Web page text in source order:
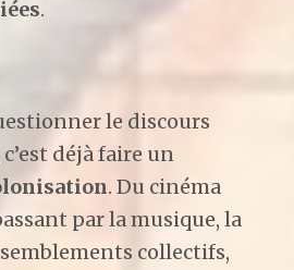
.
le discours
déjà faire un
. Du cinéma
par la musique, la
collectifs,